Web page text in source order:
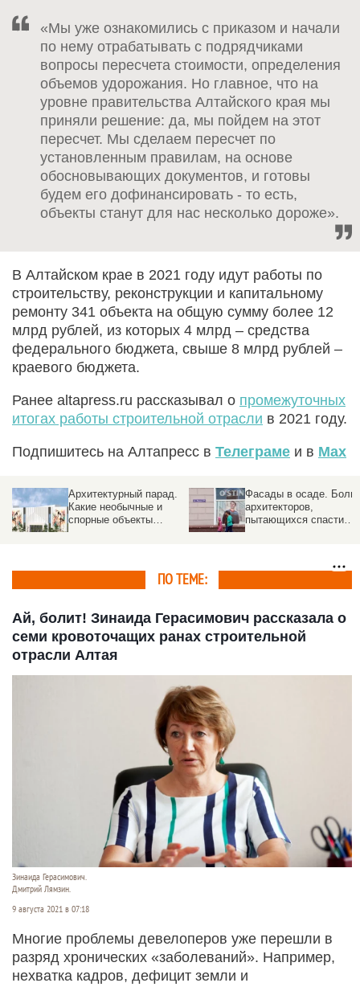
«Мы уже ознакомились с приказом и начали
по нему отрабатывать с подрядчиками
вопросы пересчета стоимости, определения
объемов удорожания. Но главное, что на
уровне правительства Алтайского края мы
приняли решение: да, мы пойдем на этот
пересчет. Мы сделаем пересчет по
установленным правилам, на основе
обосновывающих документов, и готовы
будем его дофинансировать - то есть,
объекты станут для нас несколько дороже».
В Алтайском крае в 2021 году идут работы по
строительству, реконструкции и капитальному
ремонту 341 объекта на общую сумму более 12
млрд рублей, из которых 4 млрд – средства
федерального бюджета, свыше 8 млрд рублей –
краевого бюджета.
Ранее altapress.ru рассказывал о промежуточных
итогах работы строительной отрасли в 2021 году.
Подпишитесь на Алтапресс в Телеграме и в Max
Архитектурный парад.
Какие необычные и
спорные объекты
Фасады в осаде. Боли
архитекторов,
пытающихся спасти
ПО ТЕМЕ:
Ай, болит! Зинаида Герасимович рассказала о
семи кровоточащих ранах строительной
отрасли Алтая
Зинаида Герасимович.
Дмитрий Лямзин.
9 августа 2021 в 07:18
Многие проблемы девелоперов уже перешли в
разряд хронических «заболеваний». Например,
нехватка кадров, дефицит земли и